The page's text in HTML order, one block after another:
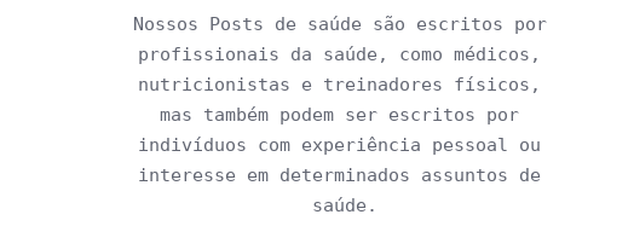
Nossos Posts de saúde são escritos por
profissionais da saúde, como médicos,
nutricionistas e treinadores físicos,
mas também podem ser escritos por
indivíduos com experiência pessoal ou
interesse em determinados assuntos de
saúde.